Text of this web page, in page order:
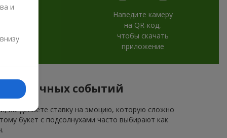
Наведите камеру
на QR-код,
чтобы скачать
приложение
событий
вы делаете ставку на эмоцию, которую сложно
букет с подсолнухами часто выбирают как
и